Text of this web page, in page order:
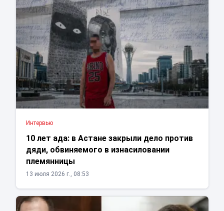
Интервью
10 лет ада: в Астане закрыли дело против
дяди, обвиняемого в изнасиловании
племянницы
13 июля 2026 г., 08:53